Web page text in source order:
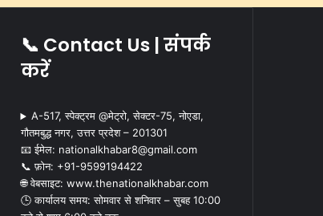
📞 Contact Us | संपर्क
करें
A-517, स्पेक्ट्रम @मेट्रो, सेक्टर-75, नोएडा,
गौतमबुद्ध नगर, उत्तर प्रदेश – 201301
📧 ईमेल: nationalkhabar8@gmail.com
📞 फ़ोन: ‪+91-9599194422‬
🌐 वेबसाइट: www.thenationalkhabar.com
🕒 कार्यालय समय: सोमवार से शनिवार – सुबह 10:00